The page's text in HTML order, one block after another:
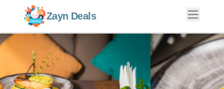
Zayn Deals